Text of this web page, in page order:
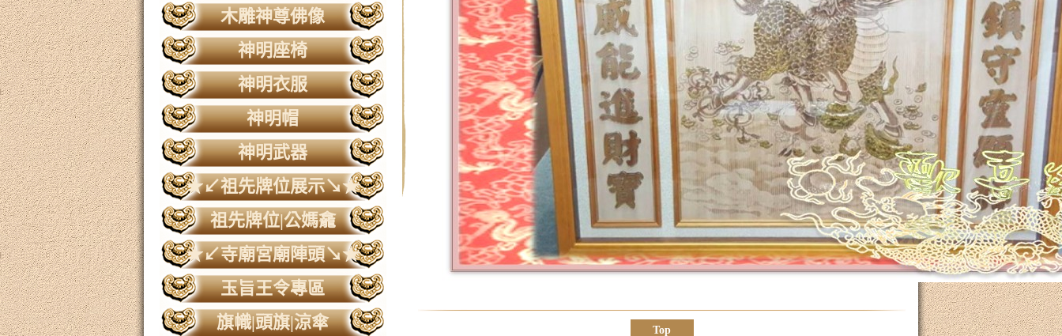
木雕神尊佛像
神明座椅
神明衣服
神明帽
神明武器
★↙祖先牌位展示↘★
祖先牌位|公媽龕
★↙寺廟宮廟陣頭↘★
玉旨王令專區
旗幟|頭旗|涼傘
Top